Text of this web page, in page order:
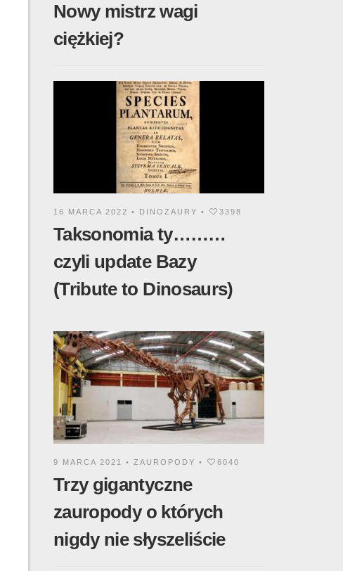
Nowy mistrz wagi
ciężkiej?
16 MARCA 2022 • DINOZAURY • 3398
Taksonomia ty………
czyli update Bazy
(Tribute to Dinosaurs)
9 MARCA 2021 • ZAUROPODY • 6040
Trzy gigantyczne
zauropody o których
nigdy nie słyszeliście